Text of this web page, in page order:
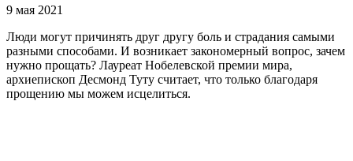
9 мая 2021
Люди могут причинять друг другу боль и страдания самыми
разными способами. И возникает закономерный вопрос, зачем
нужно прощать? Лауреат Нобелевской премии мира,
архиепископ Десмонд Туту считает, что только благодаря
прощению мы можем исцелиться.